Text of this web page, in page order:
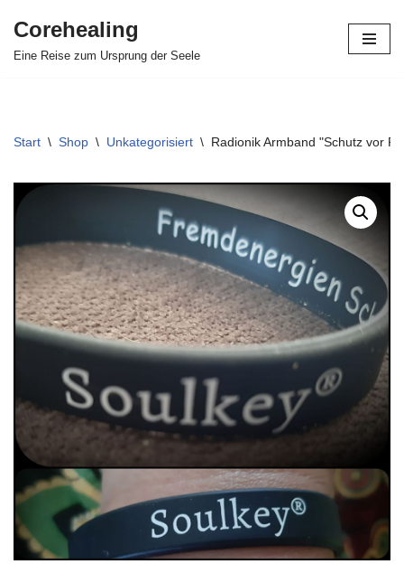
Zum
Corehealing
Eine Reise zum Ursprung der Seele
Start \ Shop \ Unkategorisiert \ Radionik Armband "Schutz vor